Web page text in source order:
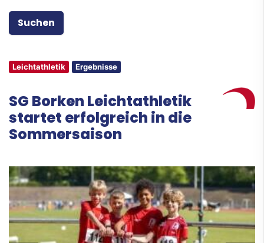
Leichtathletik Ergebnisse
SG Borken Leichtathletik
startet erfolgreich in die
Sommersaison